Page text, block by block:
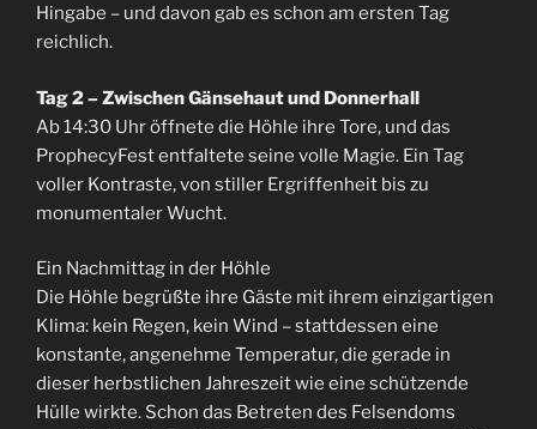
Hingabe – und davon gab es schon am ersten Tag
reichlich.
Tag 2 – Zwischen Gänsehaut und Donnerhall
Ab 14:30 Uhr öffnete die Höhle ihre Tore, und das
ProphecyFest entfaltete seine volle Magie. Ein Tag
voller Kontraste, von stiller Ergriffenheit bis zu
monumentaler Wucht.
Ein Nachmittag in der Höhle
Die Höhle begrüßte ihre Gäste mit ihrem einzigartigen
Klima: kein Regen, kein Wind – stattdessen eine
konstante, angenehme Temperatur, die gerade in
dieser herbstlichen Jahreszeit wie eine schützende
Hülle wirkte. Schon das Betreten des Felsendoms